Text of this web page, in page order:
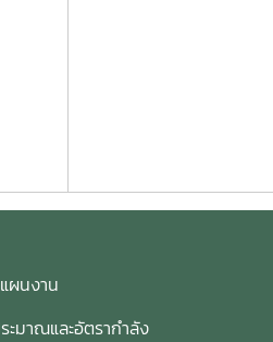
ผนงาน
ะมาณและอัตรากำลัง